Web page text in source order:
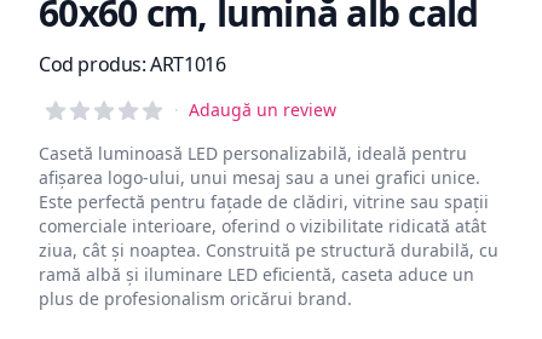
60x60 cm, lumină alb cald
Informații de produs
Cod produs:ART1016
Reviews
· Adaugă un review
Casetă luminoasă LED personalizabilă, ideală pentru
afișarea logo-ului, unui mesaj sau a unei grafici unice.
Este perfectă pentru fațade de clădiri, vitrine sau spații
comerciale interioare, oferind o vizibilitate ridicată atât
ziua, cât și noaptea. Construită pe structură durabilă, cu
ramă albă și iluminare LED eficientă, caseta aduce un
plus de profesionalism oricărui brand.